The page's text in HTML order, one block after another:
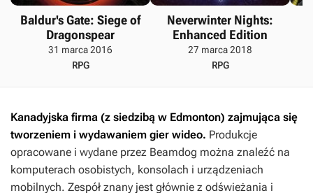
Baldur's Gate: Siege of
Dragonspear
31 marca 2016
RPG
Neverwinter Nights:
Enhanced Edition
27 marca 2018
RPG
Kanadyjska firma (z siedzibą w Edmonton) zajmująca się
tworzeniem i wydawaniem gier wideo. Produkcje
opracowane i wydane przez Beamdog można znaleźć na
komputerach osobistych, konsolach i urządzeniach
mobilnych. Zespół znany jest głównie z odświeżania i